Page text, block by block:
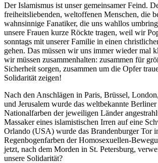
Der Islamismus ist unser gemeinsamer Feind.
freiheitsliebenden, weltoffenen Menschen, die
wahnsinnige Fanatiker, die uns wahllos
unsere Frauen kurze Röckte tragen, weil wir
sonntags mit unserer Familie in einen
gehen. Das müssen wir uns immer wieder mal
wir müssen zusammenhalten: zusammen für
Sicherheit sorgen, zusammen um die Opfer
Solidarität zeigen!
Nach den Anschlägen in Paris, Brüssel,
und Jerusalem wurde das weltbekannte
Nationalfarben der jeweiligen Länder
Massaker eines islamistischen Irren auf eine
Orlando (USA) wurde das Brandenburger Tor
Regenbogenfarben der Homosexuellen-
jetzt, nach dem Morden in St. Petersburg,
unsere Solidarität?